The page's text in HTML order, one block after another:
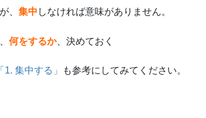
、 集中 しなければ意味がありません。
、 何をするか、決めておく
集中する」 も参考にしてみてください。